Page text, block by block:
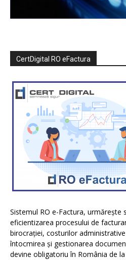
CertDigital RO eFactura
Sistemul RO e-Factura, urmărește
eficientizarea procesului de
birocrației, costurilor
întocmirea și gestionarea
devine obligatoriu în România de